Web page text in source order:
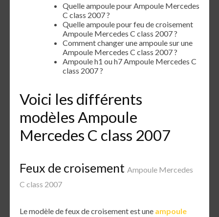
Quelle ampoule pour Ampoule Mercedes
C class 2007 ?
Quelle ampoule pour feu de croisement
Ampoule Mercedes C class 2007 ?
Comment changer une ampoule sur une
Ampoule Mercedes C class 2007 ?
Ampoule h1 ou h7 Ampoule Mercedes C
class 2007 ?
Voici les différents
modèles Ampoule
Mercedes C class 2007
Feux de croisement Ampoule Mercedes
C class 2007
Le modèle de feux de croisement est une ampoule